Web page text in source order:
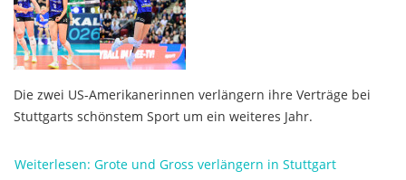
Die zwei US-Amerikanerinnen verlängern ihre Verträge bei
Stuttgarts schönstem Sport um ein weiteres Jahr.
Weiterlesen: Grote und Gross verlängern in Stuttgart